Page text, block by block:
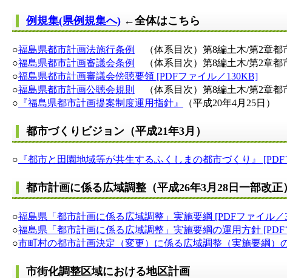
例規集(県例規集へ) ←全体はこちら
○福島県都市計画法施行条例
（体系目次）第8編土木/第2章都
○福島県都市計画審議会条例
（体系目次）第8編土木/第2章都
○福島県都市計画審議会傍聴要領 [PDFファイル／130KB]
○福島県都市計画公聴会規則
（体系目次）第8編土木/第2章都
○ 『福島県都市計画提案制度運用指針』 （平成20年4月25日）
都市づくりビジョン（平成21年3月）
○ 『都市と田園地域等が共生するふくしまの都市づくり』
都市計画に係る広域調整（平成26年3月28日一部改正）
○福島県「都市計画に係る広域調整」実施要綱 [PDFファイル／
○福島県「都市計画に係る広域調整」実施要綱の運用方針
○市町村の都市計画決定（変更）に係る広域調整（実施要綱）
市街化調整区域における地区計画